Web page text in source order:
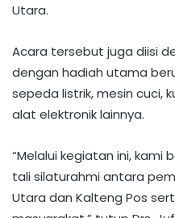
Utara.
Acara tersebut juga diisi
dengan hadiah utama
sepeda listrik, mesin cuci,
alat elektronik lainnya.
“Melalui kegiatan ini,
tali silaturahmi antara
Utara dan Kalteng Pos